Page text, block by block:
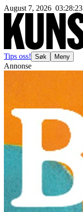
August 7, 2026 03:28:26
Tips oss! Søk Meny
Annonse